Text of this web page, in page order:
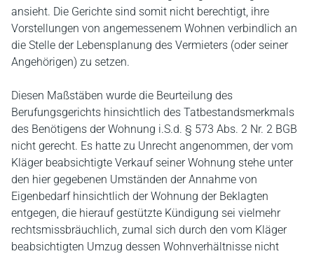
ansieht. Die Gerichte sind somit nicht berechtigt, ihre
Vorstellungen von angemessenem Wohnen verbindlich an
die Stelle der Lebensplanung des Vermieters (oder seiner
Angehörigen) zu setzen.
Diesen Maßstäben wurde die Beurteilung des
Berufungsgerichts hinsichtlich des Tatbestandsmerkmals
des Benötigens der Wohnung i.S.d. § 573 Abs. 2 Nr. 2 BGB
nicht gerecht. Es hatte zu Unrecht angenommen, der vom
Kläger beabsichtigte Verkauf seiner Wohnung stehe unter
den hier gegebenen Umständen der Annahme von
Eigenbedarf hinsichtlich der Wohnung der Beklagten
entgegen, die hierauf gestützte Kündigung sei vielmehr
rechtsmissbräuchlich, zumal sich durch den vom Kläger
beabsichtigten Umzug dessen Wohnverhältnisse nicht